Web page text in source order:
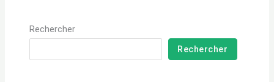
Rechercher
Rechercher